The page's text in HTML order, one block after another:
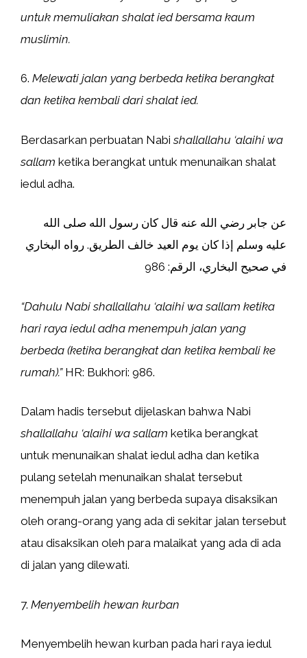
untuk memuliakan shalat ied bersama kaum
muslimin.
6. Melewati jalan yang berbeda ketika berangkat
dan ketika kembali dari shalat ied.
Berdasarkan perbuatan Nabishallallahu ‘alaihi wa
sallam ketika berangkat untuk menunaikan shalat
iedul adha.
عن جابر رضي الله عنه قال كان رسول الله صلى الله
عليه وسلم إذا كان يوم العيد خالف الطريق. رواه البخاري
في صحيح البخاري، الرقم: 986
“Dahulu Nabi shallallahu ‘alaihi wa sallam ketika
hari raya iedul adha menempuh jalan yang
berbeda (ketika berangkat dan ketika kembali ke
rumah).” HR: Bukhori: 986.
Dalam hadis tersebut dijelaskan bahwa Nabi
shallallahu ‘alaihi wa sallam ketika berangkat
untuk menunaikan shalat iedul adha dan ketika
pulang setelah menunaikan shalat tersebut
menempuh jalan yang berbeda supaya disaksikan
oleh orang-orang yang ada di sekitar jalan tersebut
atau disaksikan oleh para malaikat yang ada di ada
di jalan yang dilewati.
7. Menyembelih hewan kurban
Menyembelih hewan kurban pada hari raya iedul